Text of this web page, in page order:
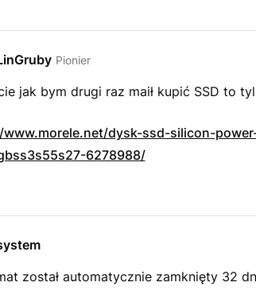
Pionier
jak bym drugi raz maił kupić SSD to
dysk-ssd-silicon-
6278988/
został automatycznie zamknięty 32